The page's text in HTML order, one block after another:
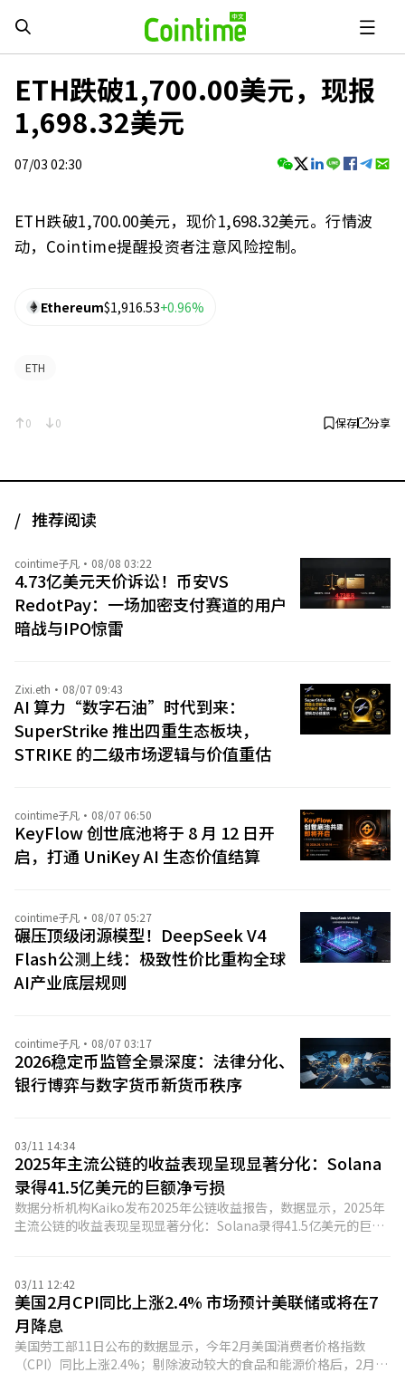
ETH跌破1,700.00美元，现报
1,698.32美元
07/03 02:30
ETH跌破1,700.00美元，现价1,698.32美元。行情波
动，Cointime提醒投资者注意风险控制。
Ethereum$1,916.53+0.96%
ETH
0 0 保存 分享
推荐阅读
cointime子凡 · 08/08 03:22
4.73亿美元天价诉讼！币安VS
RedotPay：一场加密支付赛道的用户
暗战与IPO惊雷
Zixi.eth · 08/07 09:43
AI 算力“数字石油”时代到来：
SuperStrike 推出四重生态板块，
STRIKE 的二级市场逻辑与价值重估
cointime子凡 · 08/07 06:50
KeyFlow 创世底池将于 8 月 12 日开
启，打通 UniKey AI 生态价值结算
cointime子凡 · 08/07 05:27
碾压顶级闭源模型！DeepSeek V4
Flash公测上线：极致性价比重构全球
AI产业底层规则
cointime子凡 · 08/07 03:17
2026稳定币监管全景深度：法律分化、
银行博弈与数字货币新货币秩序
03/11 14:34
2025年主流公链的收益表现呈现显著分化：Solana
录得41.5亿美元的巨额净亏损
数据分析机构Kaiko发布2025年公链收益报告，数据显示，2025年
主流公链的收益表现呈现显著分化：Solana录得41.5亿美元的巨额
公链。
03/11 12:42
美国2月CPI同比上涨2.4% 市场预计美联储或将在7
月降息
美国劳工部11日公布的数据显示，今年2月美国消费者价格指数
（CPI）同比上涨2.4%；剔除波动较大的食品和能源价格后，2月核